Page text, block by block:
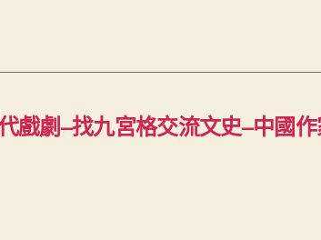
戲劇–找九宮格交流文史–中國